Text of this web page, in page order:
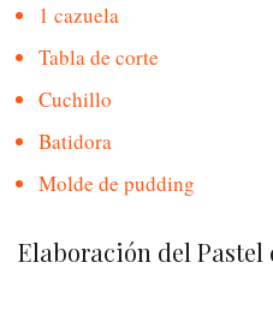
1 cazuela
Tabla de corte
Cuchillo
Batidora
Molde de pudding
Elaboración del Pastel